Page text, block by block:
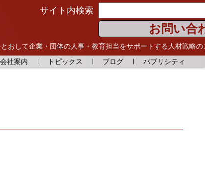
サイト内検索
お問い合
おして企業・団体の人事・教育担当をサポートする人材戦略
会社案内 トピックス ブログ パブリシティ